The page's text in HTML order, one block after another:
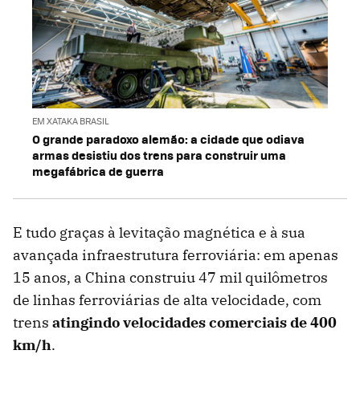
EM XATAKA BRASIL
O grande paradoxo alemão: a cidade que odiava
armas desistiu dos trens para construir uma
megafábrica de guerra
E tudo graças à levitação magnética e à sua
avançada infraestrutura ferroviária: em apenas
15 anos, a China construiu 47 mil quilômetros
de linhas ferroviárias de alta velocidade, com
trens atingindo velocidades comerciais de 400
km/h.